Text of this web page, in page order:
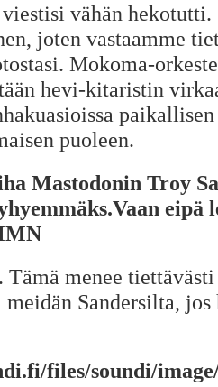
vähän
joten vastaamme
Mokoma-
hevi-kitaristin
paikallisen
puoleen.
Mastodonin Troy
eipä
Tämä menee
meidän Sandersilta,
files/soundi/